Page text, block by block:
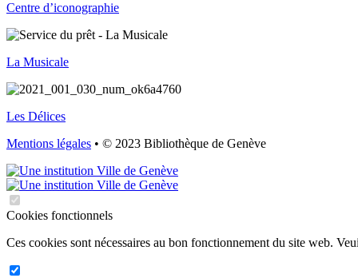
Centre d’iconographie
La Musicale
Les Délices
Mentions légales • © 2023 Bibliothèque de Genève
Cookies fonctionnels
Ces cookies sont nécessaires au bon fonctionnement du site web.